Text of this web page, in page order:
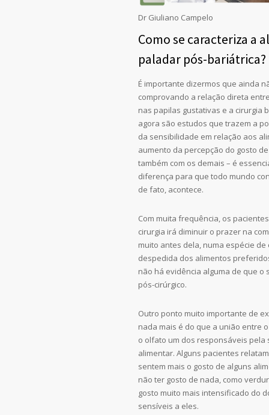
Dr Giuliano Campelo
Como se caracteriza a
paladar pós-bariátrica?
É importante dizermos que ainda
comprovando a relação direta
nas papilas gustativas e a cirurgia
agora são estudos que trazem a
da sensibilidade em relação aos
aumento da percepção do gosto
também com os demais – é
diferença para que todo mundo
de fato, acontece.
Com muita frequência, os
cirurgia irá diminuir o prazer na
muito antes dela, numa espécie
despedida dos alimentos
não há evidência alguma de que
pós-cirúrgico.
Outro ponto muito importante de
nada mais é do que a união entre
o olfato um dos responsáveis
alimentar. Alguns pacientes
sentem mais o gosto de alguns
não ter gosto de nada, como
gosto muito mais intensificado do
sensíveis a eles.